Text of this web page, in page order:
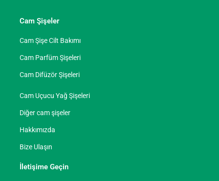
Cam Şişeler
Cam Şişe Cilt Bakımı
Cam Parfüm Şişeleri
Cam Difüzör Şişeleri
Cam Uçucu Yağ Şişeleri
Diğer cam şişeler
Hakkımızda
Bize Ulaşın
İletişime Geçin